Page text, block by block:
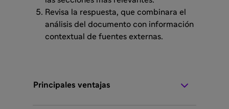
Revisa la respuesta, que combinara el
análisis del documento con información
contextual de fuentes externas.
Principales ventajas